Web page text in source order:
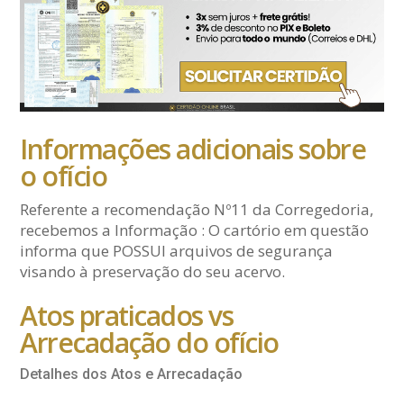
Informações adicionais sobre
o ofício
Referente a recomendação Nº11 da Corregedoria,
recebemos a Informação : O cartório em questão
informa que POSSUI arquivos de segurança
visando à preservação do seu acervo.
Atos praticados vs
Arrecadação do ofício
Detalhes dos Atos e Arrecadação